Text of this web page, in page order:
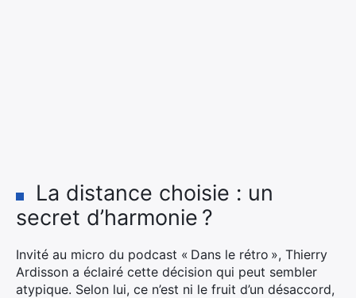
La distance choisie : un
secret d’harmonie ?
Invité au micro du podcast « Dans le rétro », Thierry
Ardisson a éclairé cette décision qui peut sembler
atypique. Selon lui, ce n’est ni le fruit d’un désaccord,